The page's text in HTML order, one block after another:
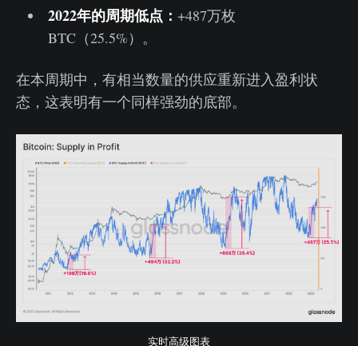
2022年的周期低点： +487万枚
BTC（25.5%）。
在本周期中，有相当数量的供应重新进入盈利状
态，这表明有一个同样强劲的底部。
实时高级图表